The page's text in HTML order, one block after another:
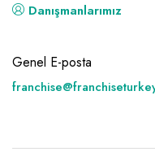
Danışmanlarımız
Genel E-posta